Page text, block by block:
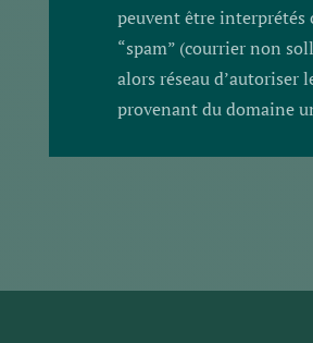
peuvent être interprétés
“spam” (courrier non
alors réseau d’autoriser
provenant du domaine